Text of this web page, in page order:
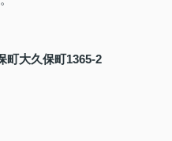
町大久保町1365-2